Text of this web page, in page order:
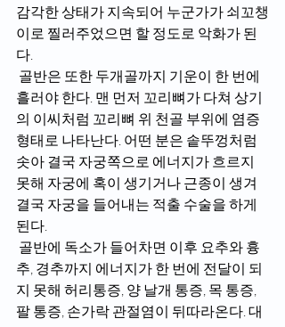
감각한 상태가 지속되어 누군가가 쇠꼬챙
이로 찔러주었으면 할 정도로 악화가 된
다.
흘러야 한다. 맨 먼저 꼬리뼈가 다쳐 상기
의 이씨처럼 꼬리뼈 위 천골 부위에 염증
형태로 나타난다. 어떤 분은 솥뚜껑처럼
솟아 결국 자궁쪽으로 에너지가 흐르지
못해 자궁에 혹이 생기거나 근종이 생겨
결국 자궁을 들어내는 적출 수술을 하게
된다.
추, 경추까지 에너지가 한 번에 전달이 되
지 못해 허리통증, 양 날개 통증, 목 통증,
팔 통증, 손가락 관절염이 뒤따라온다. 대